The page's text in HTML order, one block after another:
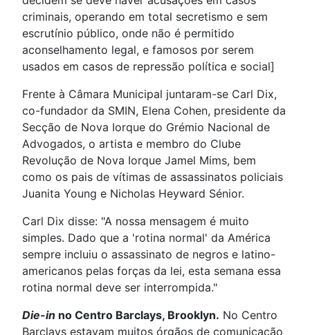
criminais, operando em total secretismo e sem
escrutínio público, onde não é permitido
aconselhamento legal, e famosos por serem
usados em casos de repressão política e social]
Frente à Câmara Municipal juntaram-se Carl Dix,
co-fundador da SMIN, Elena Cohen, presidente da
Secção de Nova Iorque do Grémio Nacional de
Advogados, o artista e membro do Clube
Revolução de Nova Iorque Jamel Mims, bem
como os pais de vítimas de assassinatos policiais
Juanita Young e Nicholas Heyward Sénior.
Carl Dix disse: "A nossa mensagem é muito
simples. Dado que a 'rotina normal' da América
sempre incluiu o assassinato de negros e latino-
americanos pelas forças da lei, esta semana essa
rotina normal deve ser interrompida."
Die-in no Centro Barclays, Brooklyn. No Centro
Barclays estavam muitos órgãos de comunicação